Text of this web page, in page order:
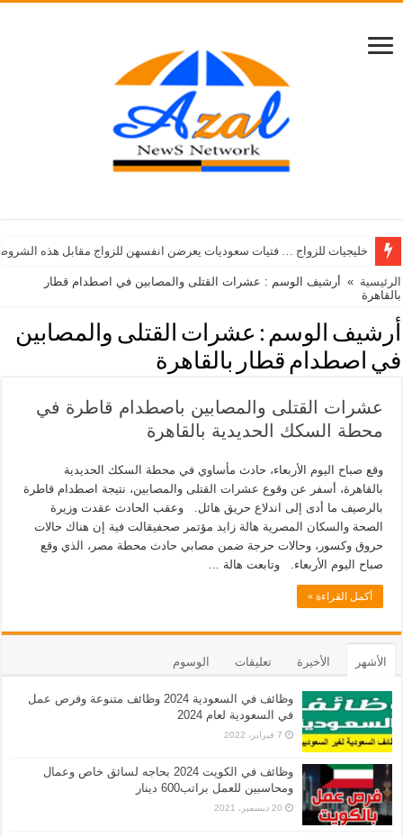
خليجيات للزواج … فتيات سعوديات يعرضن انفسهن للزواج مقابل هذه
الرئيسية » أرشيف الوسم : عشرات القتلى والمصابين في اصطدام قطار
بالقاهرة
أرشيف الوسم : عشرات القتلى والمصابين
في اصطدام قطار بالقاهرة
عشرات القتلى والمصابين باصطدام قاطرة في
محطة السكك الحديدية بالقاهرة
وقع صباح اليوم الأربعاء، حادث مأساوي في محطة السكك الحديدية
بالقاهرة، أسفر عن وقوع عشرات القتلى والمصابين، نتيجة اصطدام قاطرة
بالرصيف ما أدى إلى اندلاع حريق هائل. وعقب الحادث عقدت وزيرة
الصحة والسكان المصرية هالة زايد مؤتمر صحفيقالت فية إن هناك حالات
حروق وكسور، وحالات حرجة ضمن مصابي حادث محطة مصر، الذي وقع
صباح اليوم الأربعاء. وتابعت هالة …
أكمل القراءة »
الأشهر الأخيرة تعليقات الوسوم
وظائف في السعودية 2024 وظائف متنوعة وفرص عمل
في السعودية لعام 2024
7 فبراير، 2022
وظائف في الكويت 2024 بحاجه لسائق خاص وعمال
ومحاسبين للعمل براتب600 دينار
20 ديسمبر، 2021